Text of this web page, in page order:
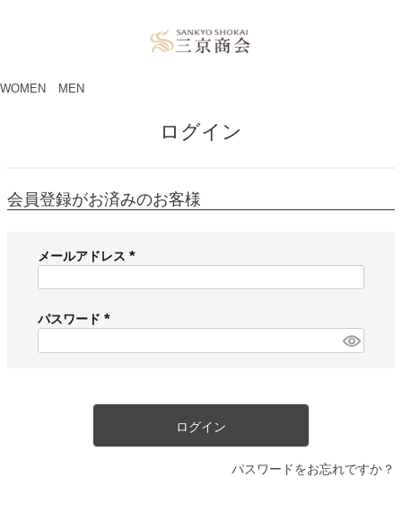
WOMEN MEN
ログイン
会員登録がお済みのお客様
メールアドレス
必
)
パスワード
必
ログイン
パスワードをお忘れですか？